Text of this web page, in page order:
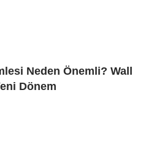
Neden Önemli? Wall
Dönem